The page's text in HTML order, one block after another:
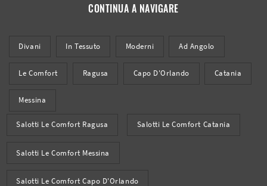
CONTINUA A NAVIGARE
Divani In Tessuto Moderni Ad Angolo
Le Comfort Ragusa Capo D'Orlando Catania
Messina
Salotti Le Comfort Ragusa Salotti Le Comfort Catania
Salotti Le Comfort Messina
Salotti Le Comfort Capo D'Orlando